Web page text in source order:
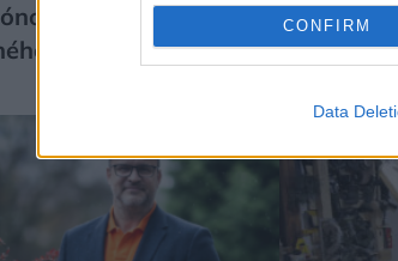
CONFIRM
Data
vysávač od značky Orava
domáceho pomocníka?